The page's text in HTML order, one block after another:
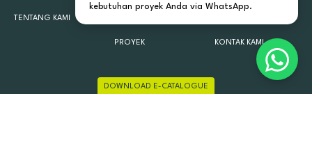
TENTANG KAMI
PROYEK KONTAK KAMI
DOWNLOAD E-CATALOGUE
kebutuhan proyek Anda via WhatsApp.